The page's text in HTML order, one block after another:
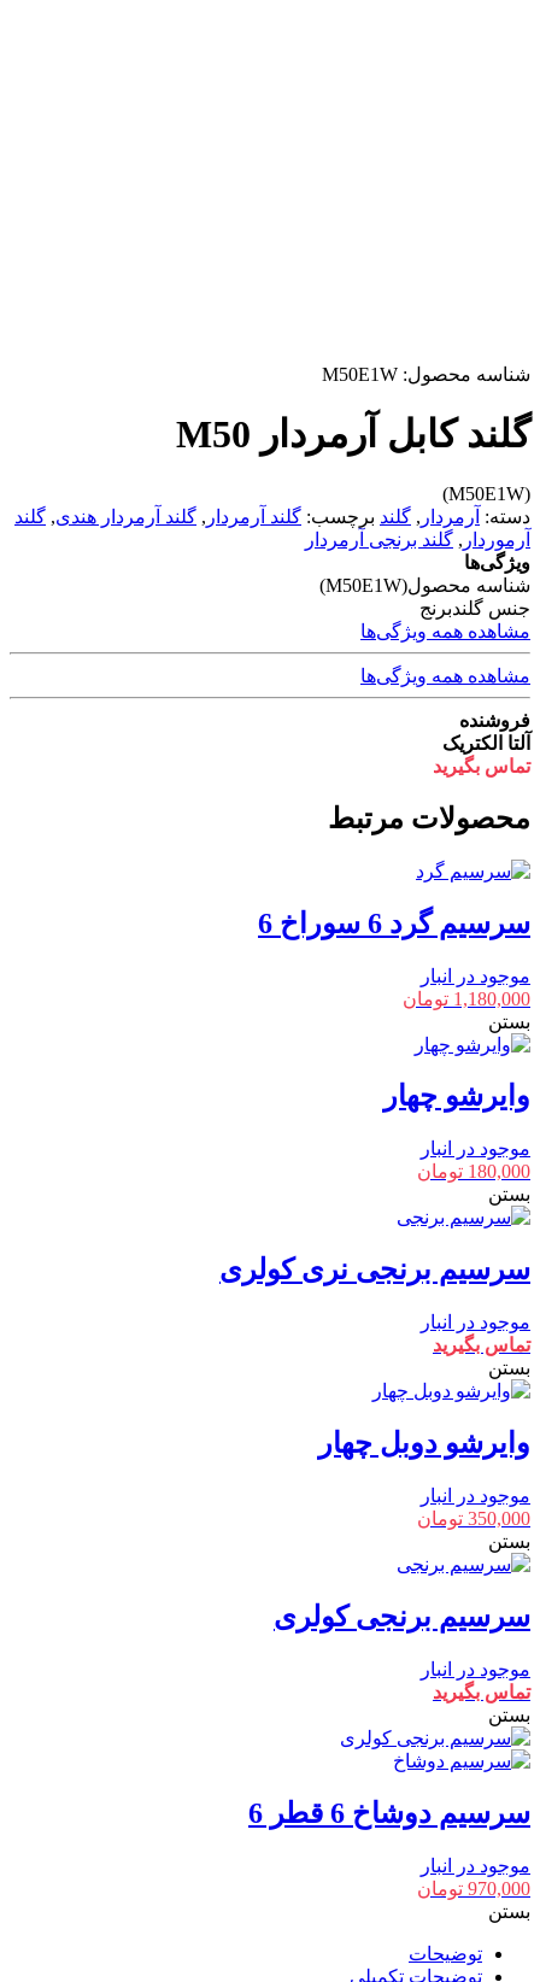
شناسه محصول: M50E1W
گلند کابل آرمردار M50
(M50E1W)
دسته: آرمردار , گلند برچسب: گلند آرمردار , گلند آرمردار هندی, گلند
آرموردار , گلند برنجی آرمردار
ویژگی‌ها
شناسه محصول(M50E1W)
جنس گلندبرنج
مشاهده همه ویژگی‌ها
مشاهده همه ویژگی‌ها
فروشنده
آلتا الکتریک
تماس بگیرید
محصولات مرتبط
سرسیم گرد 6 سوراخ 6
موجود در انبار
1,180,000 تومان
بستن
وایرشو چهار
موجود در انبار
180,000 تومان
بستن
سرسیم برنجی نری کولری
موجود در انبار
تماس بگیرید
بستن
وایرشو دوبل چهار
موجود در انبار
350,000 تومان
بستن
سرسیم برنجی کولری
موجود در انبار
تماس بگیرید
بستن
سرسیم دوشاخ 6 قطر 6
موجود در انبار
970,000 تومان
بستن
توضیحات
توضیحات تکمیلی